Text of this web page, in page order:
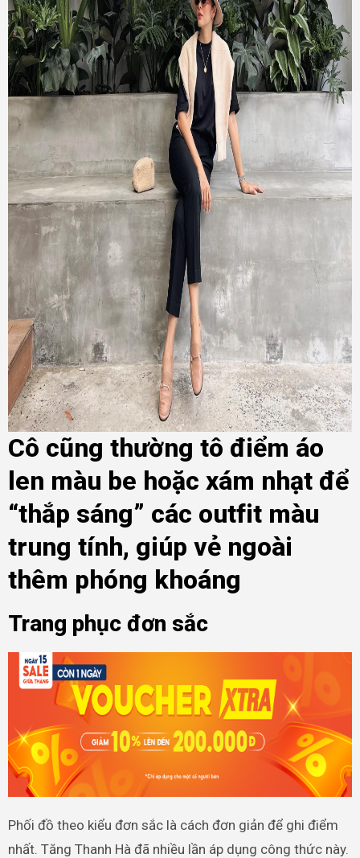
Cô cũng thường tô điểm áo
len màu be hoặc xám nhạt để
“thắp sáng” các outfit màu
trung tính, giúp vẻ ngoài
thêm phóng khoáng
Trang phục đơn sắc
Phối đồ theo kiểu đơn sắc là cách đơn giản để ghi điểm
nhất. Tăng Thanh Hà đã nhiều lần áp dụng công thức này.